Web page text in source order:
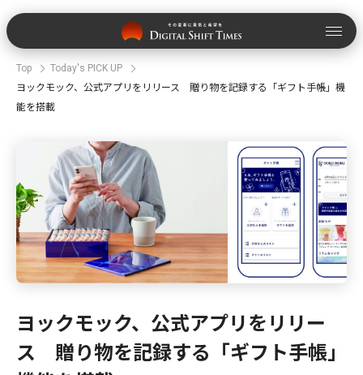
Top
Today's PICK UP
ヨックモック、公式アプリをリリース 贈り物を記録する「ギフト手帳」機
能を搭載
ヨックモック、公式アプリをリリー
ス 贈り物を記録する「ギフト手帳」